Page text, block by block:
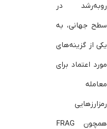
رو‌به‌رشد در
سطح جهانی، به
یکی از گزینه‌های
مورد اعتماد برای
معامله
رمزارزهایی
همچون FRAG